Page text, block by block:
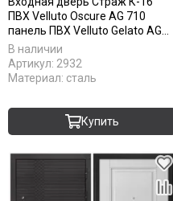
ПВХ Velluto Oscure AG 710
панель ПВХ Velluto Gelato AG
710
В наличии
Артикул: 2932
Материал: сталь
Купить